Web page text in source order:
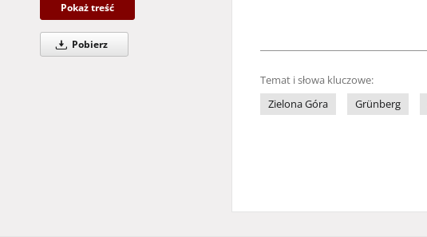
Pokaż treść
Pobierz
Temat i słowa kluczowe:
Zielona Góra
Grünberg